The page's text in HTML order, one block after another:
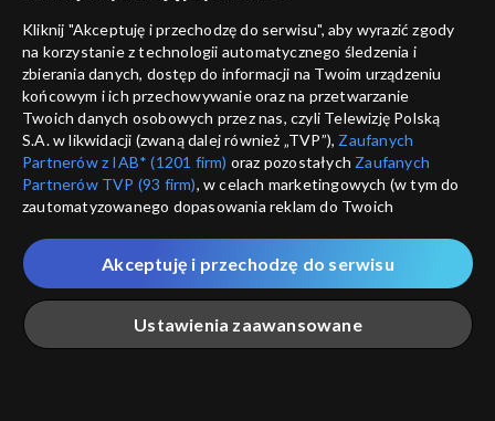
© 2026 Telewizja Polska S.A. w likwidacji
regulamin serwisu
Kliknij "Akceptuję i przechodzę do serwisu", aby wyrazić zgody
na korzystanie z technologii automatycznego śledzenia i
zbierania danych, dostęp do informacji na Twoim urządzeniu
końcowym i ich przechowywanie oraz na przetwarzanie
Twoich danych osobowych przez nas, czyli Telewizję Polską
S.A. w likwidacji (zwaną dalej również „TVP”), Zaufanych
Partnerów z IAB* (1201 firm) oraz pozostałych Zaufanych
Partnerów TVP (93 firm), w celach marketingowych (w tym do
zautomatyzowanego dopasowania reklam do Twoich
które wskazujemy poniżej, a także zgody na udostępnianie
przez nas identyfikatora PPID do Google.
Twoje dane osobowe zbierane podczas odwiedzania przez
Ciebie naszych
poszczególnych serwisówzwanych dalej
„Portalem”, w tym informacje zapisywane za pomocą
Ustawienia zaawansowane
Akceptuję i przechodzę do serwisu